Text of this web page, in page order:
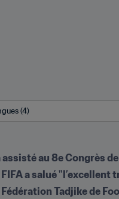
(4)
au 8e Congrès
a salué
Tadjike de